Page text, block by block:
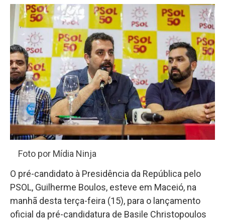
Foto por Mídia Ninja
O pré-candidato à Presidência da República pelo
PSOL, Guilherme Boulos, esteve em Maceió, na
manhã desta terça-feira (15), para o lançamento
oficial da pré-candidatura de Basile Christopoulos